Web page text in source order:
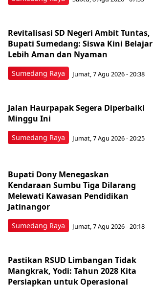
Sumedang Raya
Revitalisasi SD Negeri Ambit Tuntas,
Bupati Sumedang: Siswa Kini Belajar
Lebih Aman dan Nyaman
Jumat, 7 Agu 2026 - 20:38
Sumedang Raya
Jalan Haurpapak Segera Diperbaiki
Minggu Ini
Jumat, 7 Agu 2026 - 20:25
Sumedang Raya
Bupati Dony Menegaskan
Kendaraan Sumbu Tiga Dilarang
Melewati Kawasan Pendidikan
Jatinangor
Jumat, 7 Agu 2026 - 20:18
Pastikan RSUD Limbangan Tidak
Mangkrak, Yodi: Tahun 2028 Kita
Persiapkan untuk Operasional